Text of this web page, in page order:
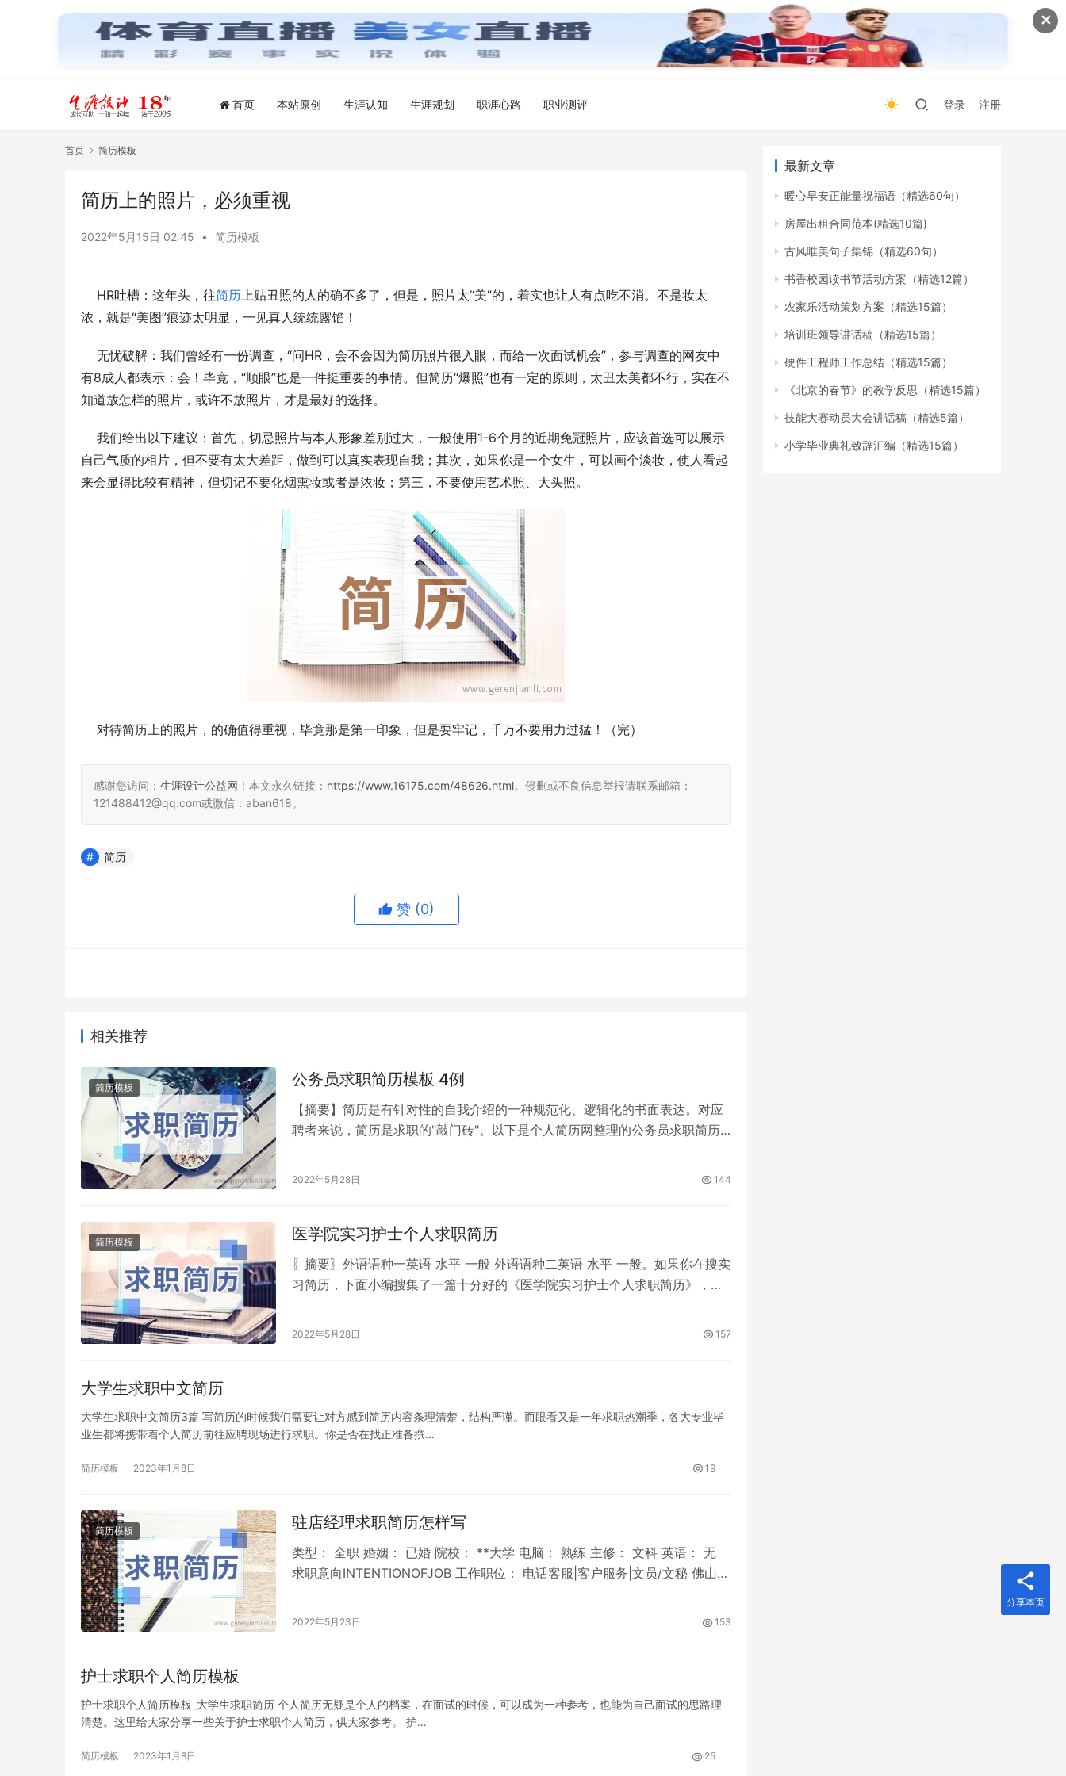
✕
首页 本站原创 生涯认知 生涯规划 职涯心路 职业测评 登录 注册
首页 简历模板
简历上的照片，必须重视
2022年5月15日 02:45 • 简历模板
HR吐槽：这年头，往简历上贴丑照的人的确不多了，但是，照片太“美”的，着实也让人有点吃不消。不是妆太
浓，就是“美图”痕迹太明显，一见真人统统露馅！
无忧破解：我们曾经有一份调查，“问HR，会不会因为简历照片很入眼，而给一次面试机会”，参与调查的网友中
有8成人都表示：会！毕竟，“顺眼”也是一件挺重要的事情。但简历“爆照”也有一定的原则，太丑太美都不行，实在不
知道放怎样的照片，或许不放照片，才是最好的选择。
我们给出以下建议：首先，切忌照片与本人形象差别过大，一般使用1-6个月的近期免冠照片，应该首选可以展示
自己气质的相片，但不要有太大差距，做到可以真实表现自我；其次，如果你是一个女生，可以画个淡妆，使人看起
来会显得比较有精神，但切记不要化烟熏妆或者是浓妆；第三，不要使用艺术照、大头照。
对待简历上的照片，的确值得重视，毕竟那是第一印象，但是要牢记，千万不要用力过猛！（完）
感谢您访问： 生涯设计公益网 ！本文永久链接： https://www.16175.com/48626.html。侵删或不良信息举报请联系邮箱：
121488412@qq.com或微信：aban618。
简历
赞 (0)
相关推荐
简历模板 公务员求职简历模板 4例
【摘要】简历是有针对性的自我介绍的一种规范化、逻辑化的书面表达。对应
聘者来说，简历是求职的"敲门砖"。以下是个人简历网整理的公务员求职简历
2022年5月28日 144
简历模板 医学院实习护士个人求职简历
〖摘要〗外语语种一英语 水平 一般 外语语种二英语 水平 一般。如果你在搜实
习简历，下面小编搜集了一篇十分好的《医学院实习护士个人求职简历》，您
2022年5月28日 157
大学生求职中文简历
大学生求职中文简历3篇 写简历的时候我们需要让对方感到简历内容条理清楚，结构严谨。而眼看又是一年求职热潮季，各大专业毕
业生都将携带着个人简历前往应聘现场进行求职。你是否在找正准备撰…
简历模板 2023年1月8日 19
简历模板 驻店经理求职简历怎样写
类型： 全职 婚姻： 已婚 院校： **大学 电脑： 熟练 主修： 文科 英语： 无
求职意向INTENTIONOFJOB 工作职位： 电话客服|客户服务|文员/文秘 佛山禅
2022年5月23日 153
护士求职个人简历模板
护士求职个人简历模板_大学生求职简历 个人简历无疑是个人的档案，在面试的时候，可以成为一种参考，也能为自己面试的思路理
清楚。这里给大家分享一些关于护士求职个人简历，供大家参考。 护…
简历模板 2023年1月8日 25
最新文章
暖心早安正能量祝福语（精选60句）
房屋出租合同范本(精选10篇)
古风唯美句子集锦（精选60句）
书香校园读书节活动方案（精选12篇）
农家乐活动策划方案（精选15篇）
培训班领导讲话稿（精选15篇）
硬件工程师工作总结（精选15篇）
《北京的春节》的教学反思（精选15篇）
技能大赛动员大会讲话稿（精选5篇）
小学毕业典礼致辞汇编（精选15篇）
分享本页